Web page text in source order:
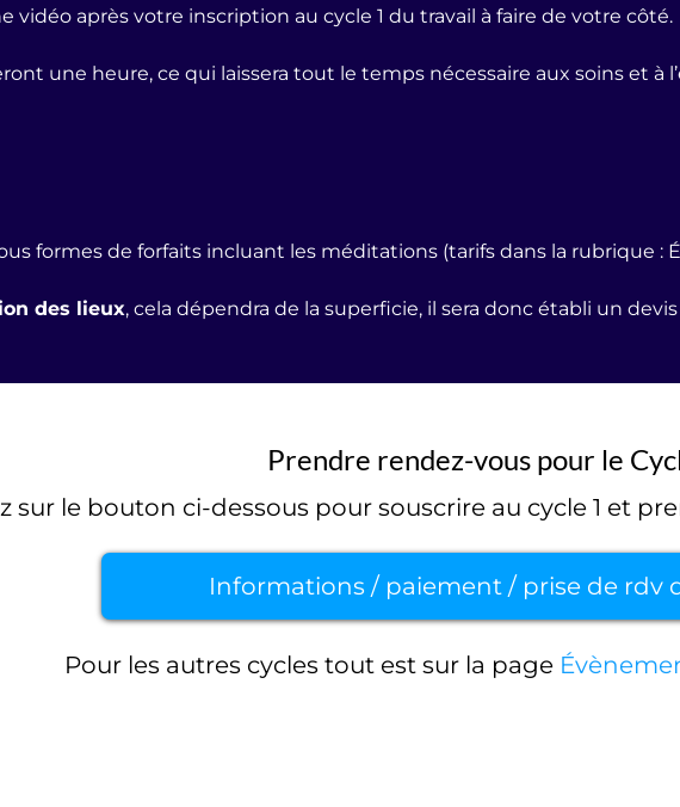
vidéo après votre inscription au cycle 1 du travail à faire de votre côté.
une heure, ce qui laissera tout le temps nécessaire aux soins et à
formes de forfaits incluant les méditations (tarifs dans la rubrique :
des lieux, cela dépendra de la superficie, il sera donc établi un
Prendre rendez-vous pour le
sur le bouton ci-dessous pour souscrire au cycle 1 et
Informations / paiement / prise de rdv
Pour les autres cycles tout est sur la page